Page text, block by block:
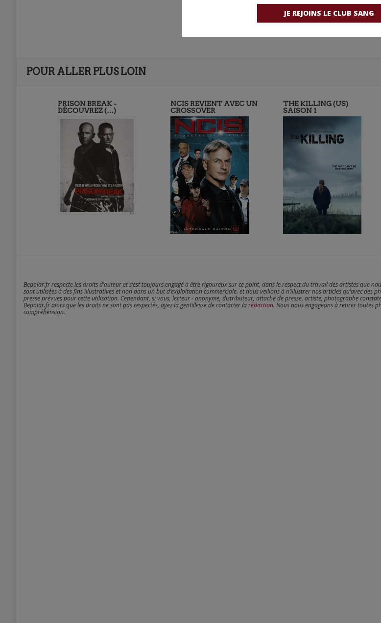
JE REJOINS LE CLUB SANG
POUR ALLER PLUS LOIN
PRISON BREAK -
DÉCOUVREZ (…)
NCIS REVIENT AVEC UN
CROSSOVER
THE KILLING (US)
SAISON 1
Bepolar.fr respecte les droits d’auteur et s’est toujours engagé à être rigoureux sur ce point, dans le respect du travail des artistes que
sont utilisées à des fins illustratives et non dans un but d’exploitation commerciale. et nous veillons à n’illustrer nos articles qu’avec des
presse prévues pour cette utilisation. Cependant, si vous, lecteur - anonyme, distributeur, attaché de presse, artiste, photographe
Bepolar.fr alors que les droits ne sont pas respectés, ayez la gentillesse de contacter larédaction. Nous nous engageons à retirer toutes
compréhension.